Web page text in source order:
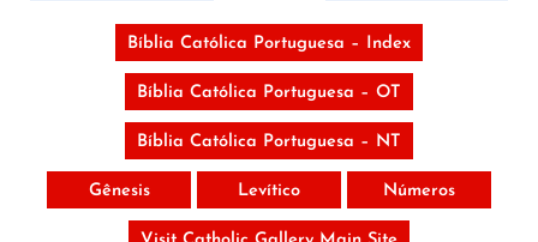
Bíblia Católica Portuguesa – Index
Bíblia Católica Portuguesa – OT
Bíblia Católica Portuguesa – NT
Gênesis Levítico Números